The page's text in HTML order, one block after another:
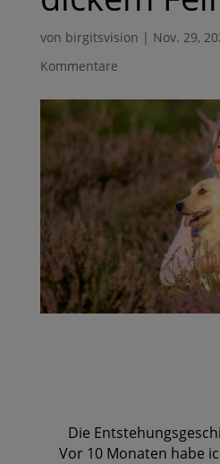
von birgitsvision | Nov. 29,
Kommentare
Die
Vor 10 Monaten habe